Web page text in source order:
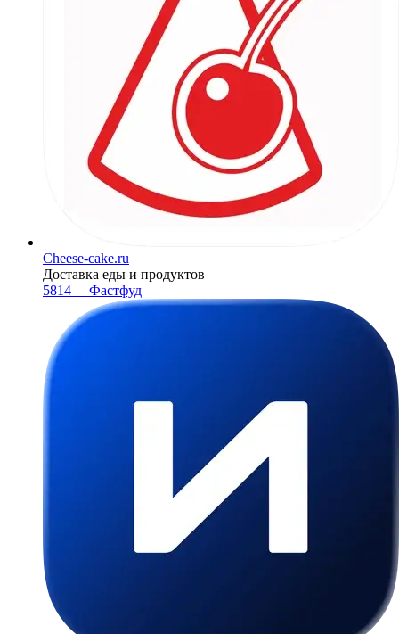
Cheese-cake.ru
Доставка еды и продуктов
5814 – Фастфуд